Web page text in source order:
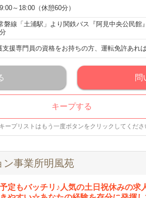
～18:00（休憩60分）
磐線「土浦駅」より関鉄バス『阿見中央公民館
支援専門員の資格をお持ちの方、運転免許あれ
問
キープする
ープリストはもう一度ボタンをクリックしてくださ
ン事業所明風苑
定もバッチリ♪人気の土日祝休みの求